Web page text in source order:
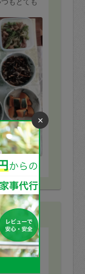
す。
な感想です。
×